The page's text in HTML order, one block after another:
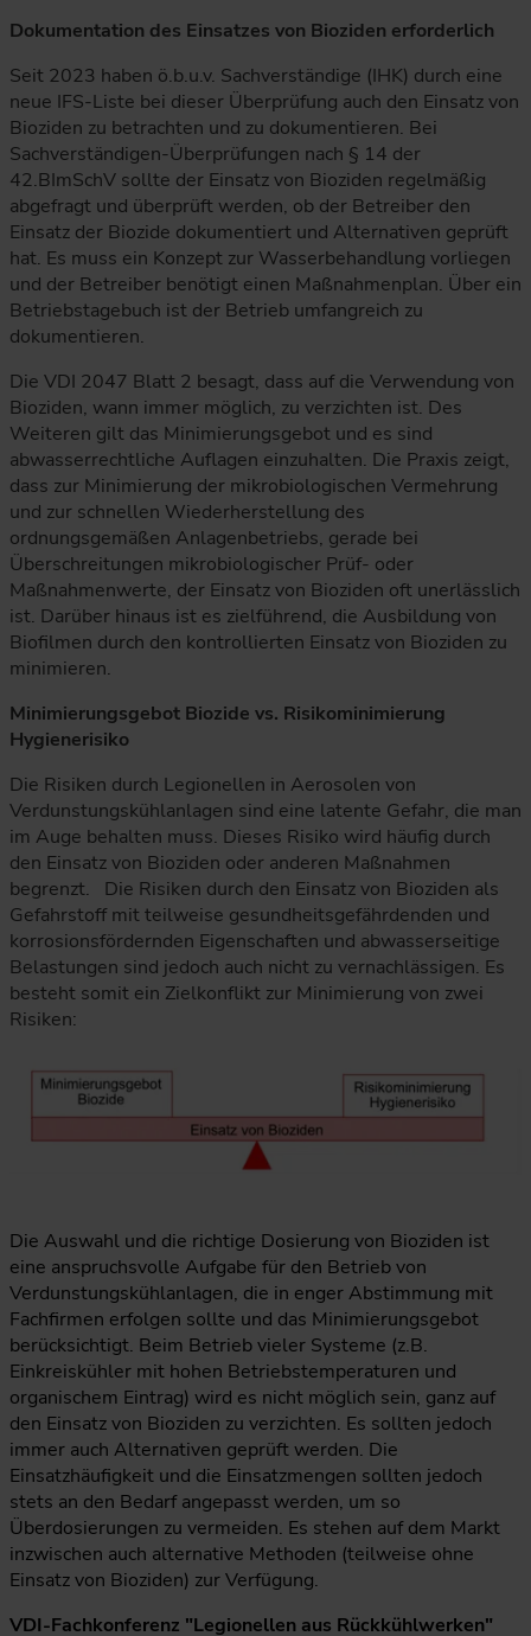
Dokumentation des Einsatzes von Bioziden erforderlich
Seit 2023 haben ö.b.u.v. Sachverständige (IHK) durch eine
neue IFS-Liste bei dieser Überprüfung auch den Einsatz von
Bioziden zu betrachten und zu dokumentieren. Bei
Sachverständigen-Überprüfungen nach § 14 der
42.BImSchV sollte der Einsatz von Bioziden regelmäßig
abgefragt und überprüft werden, ob der Betreiber den
Einsatz der Biozide dokumentiert und Alternativen geprüft
hat. Es muss ein Konzept zur Wasserbehandlung vorliegen
und der Betreiber benötigt einen Maßnahmenplan. Über ein
Betriebstagebuch ist der Betrieb umfangreich zu
dokumentieren.
Die VDI 2047 Blatt 2 besagt, dass auf die Verwendung von
Bioziden, wann immer möglich, zu verzichten ist. Des
Weiteren gilt das Minimierungsgebot und es sind
abwasserrechtliche Auflagen einzuhalten. Die Praxis zeigt,
dass zur Minimierung der mikrobiologischen Vermehrung
und zur schnellen Wiederherstellung des
ordnungsgemäßen Anlagenbetriebs, gerade bei
Überschreitungen mikrobiologischer Prüf- oder
Maßnahmenwerte, der Einsatz von Bioziden oft unerlässlich
ist. Darüber hinaus ist es zielführend, die Ausbildung von
Biofilmen durch den kontrollierten Einsatz von Bioziden zu
minimieren.
Minimierungsgebot Biozide vs. Risikominimierung
Hygienerisiko
Die Risiken durch Legionellen in Aerosolen von
Verdunstungskühlanlagen sind eine latente Gefahr, die man
im Auge behalten muss. Dieses Risiko wird häufig durch
den Einsatz von Bioziden oder anderen Maßnahmen
begrenzt. Die Risiken durch den Einsatz von Bioziden als
Gefahrstoff mit teilweise gesundheitsgefährdenden und
korrosionsfördernden Eigenschaften und abwasserseitige
Belastungen sind jedoch auch nicht zu vernachlässigen. Es
besteht somit ein Zielkonflikt zur Minimierung von zwei
Risiken:
Die Auswahl und die richtige Dosierung von Bioziden ist
eine anspruchsvolle Aufgabe für den Betrieb von
Verdunstungskühlanlagen, die in enger Abstimmung mit
Fachfirmen erfolgen sollte und das Minimierungsgebot
berücksichtigt. Beim Betrieb vieler Systeme (z.B.
Einkreiskühler mit hohen Betriebstemperaturen und
organischem Eintrag) wird es nicht möglich sein, ganz auf
den Einsatz von Bioziden zu verzichten. Es sollten jedoch
immer auch Alternativen geprüft werden. Die
Einsatzhäufigkeit und die Einsatzmengen sollten jedoch
stets an den Bedarf angepasst werden, um so
Überdosierungen zu vermeiden. Es stehen auf dem Markt
inzwischen auch alternative Methoden (teilweise ohne
Einsatz von Bioziden) zur Verfügung.
VDI-Fachkonferenz "Legionellen aus Rückkühlwerken"